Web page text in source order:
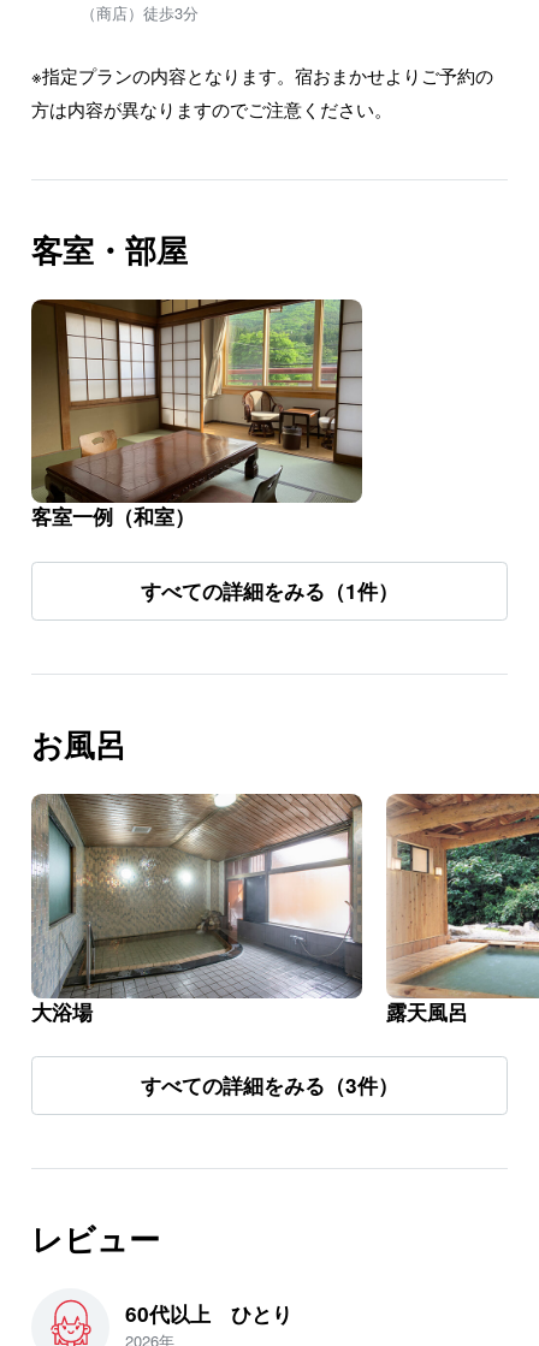
（商店）徒歩3分
※指定プランの内容となります。宿おまかせよりご予約の
方は内容が異なりますのでご注意ください。
客室・部屋
客室一例（和室）
すべての詳細をみる（1件）
お風呂
大浴場 露天風呂
すべての詳細をみる（3件）
レビュー
60代以上 ひとり
2026年